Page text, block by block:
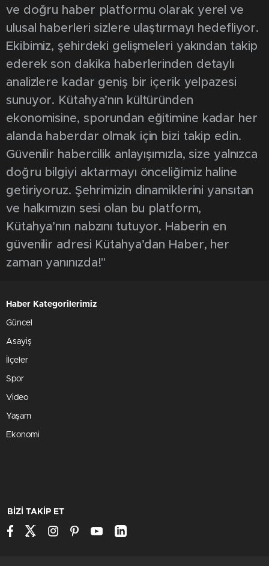
ve doğru haber platformu olarak yerel ve
ulusal haberleri sizlere ulaştırmayı hedefliyor.
Ekibimiz, şehirdeki gelişmeleri yakından takip
ederek son dakika haberlerinden detaylı
analizlere kadar geniş bir içerik yelpazesi
sunuyor. Kütahya’nın kültüründen
ekonomisine, sporundan eğitimine kadar her
alanda haberdar olmak için bizi takip edin.
Güvenilir habercilik anlayışımızla, size yalnızca
doğru bilgiyi aktarmayı önceliğimiz haline
getiriyoruz. Şehrimizin dinamiklerini yansıtan
ve halkımızın sesi olan bu platform,
Kütahya’nın nabzını tutuyor. Haberin en
güvenilir adresi Kütahya’dan Haber, her
zaman yanınızda!"
Haber Kategorilerimiz
Güncel
Asayiş
İlçeler
Spor
Video
Yaşam
Ekonomi
BİZİ TAKİP ET